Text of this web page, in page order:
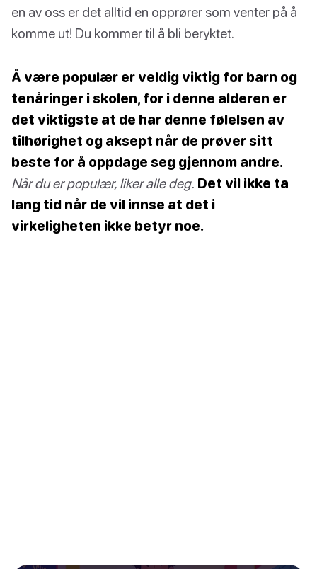
en av oss er det alltid en opprører som venter på å
komme ut! Du kommer til å bli beryktet.
Å være populær er veldig viktig for barn og
tenåringer i skolen, for i denne alderen er
det viktigste at de har denne følelsen av
tilhørighet og aksept når de prøver sitt
beste for å oppdage seg gjennom andre.
Når du er populær, liker alle deg. Det vil ikke ta
lang tid når de vil innse at det i
virkeligheten ikke betyr noe.